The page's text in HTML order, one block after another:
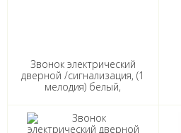
Звонок электрический
дверной /сигнализация, (1
мелодия) белый,